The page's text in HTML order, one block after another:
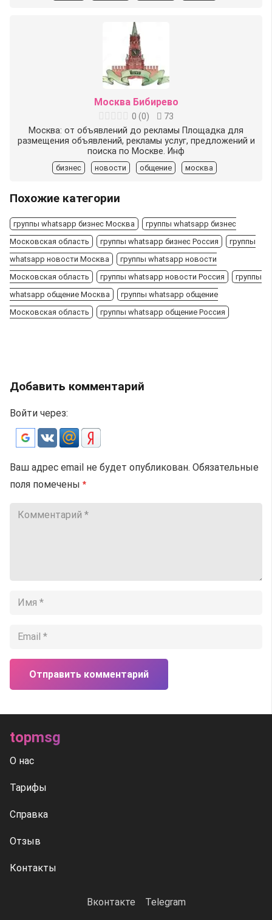
Москва Бибирево
0 (0)
73
Москва: от объявлений до рекламы Площадка для
размещения объявлений, рекламы услуг, предложений и
поиска по Москве. Инф
бизнес новости общение москва
Похожие категории
группы whatsapp бизнес Москва
группы whatsapp бизнес
Московская область
группы whatsapp бизнес Россия
группы
whatsapp новости Москва
группы whatsapp новости
Московская область
группы whatsapp новости Россия
группы
whatsapp общение Москва
группы whatsapp общение
Московская область
группы whatsapp общение Россия
Добавить комментарий
Войти через:
Ваш адрес email не будет опубликован. Обязательные
поля помечены *
Отправить комментарий
topmsg
О нас
Тарифы
Справка
Отзыв
Контакты
Вконтакте Telegram